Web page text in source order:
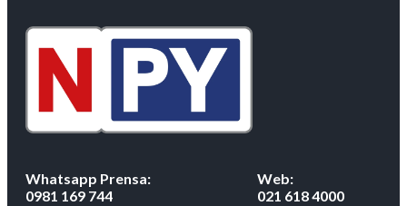
Whatsapp Prensa:
0981 169 744
Web:
021 618 4000